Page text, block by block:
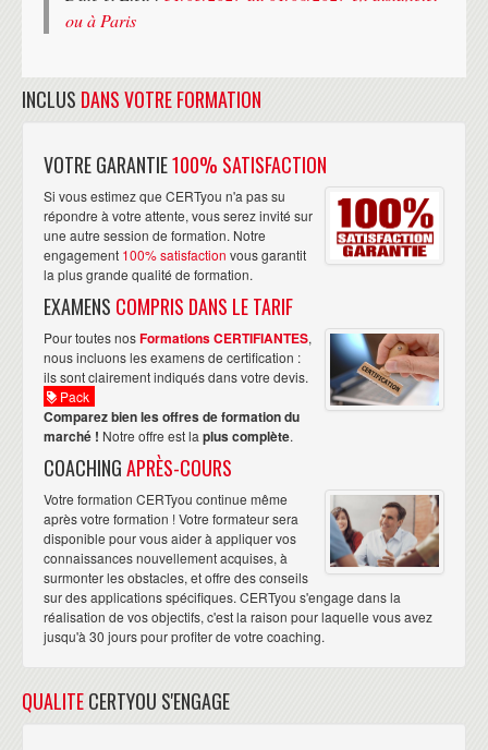
ou à Paris
INCLUS DANS VOTRE FORMATION
VOTRE GARANTIE100% SATISFACTION
Si vous estimez que CERTyou n'a pas su
répondre à votre attente, vous serez invité sur
une autre session de formation. Notre
engagement 100% satisfaction vous garantit
la plus grande qualité de formation.
EXAMENS COMPRIS DANS LE TARIF
Pour toutes nosFormations CERTIFIANTES,
nous incluons les examens de certification :
ils sont clairement indiqués dans votre devis.
Pack
Comparez bien les offres de formation du
marché ! Notre offre est la plus complète.
COACHINGAPRÈS-COURS
Votre formation CERTyou continue même
après votre formation ! Votre formateur sera
disponible pour vous aider à appliquer vos
connaissances nouvellement acquises, à
surmonter les obstacles, et offre des conseils
sur des applications spécifiques. CERTyou s'engage dans la
réalisation de vos objectifs, c'est la raison pour laquelle vous avez
jusqu'à 30 jours pour profiter de votre coaching.
QUALITECERTYOU S'ENGAGE